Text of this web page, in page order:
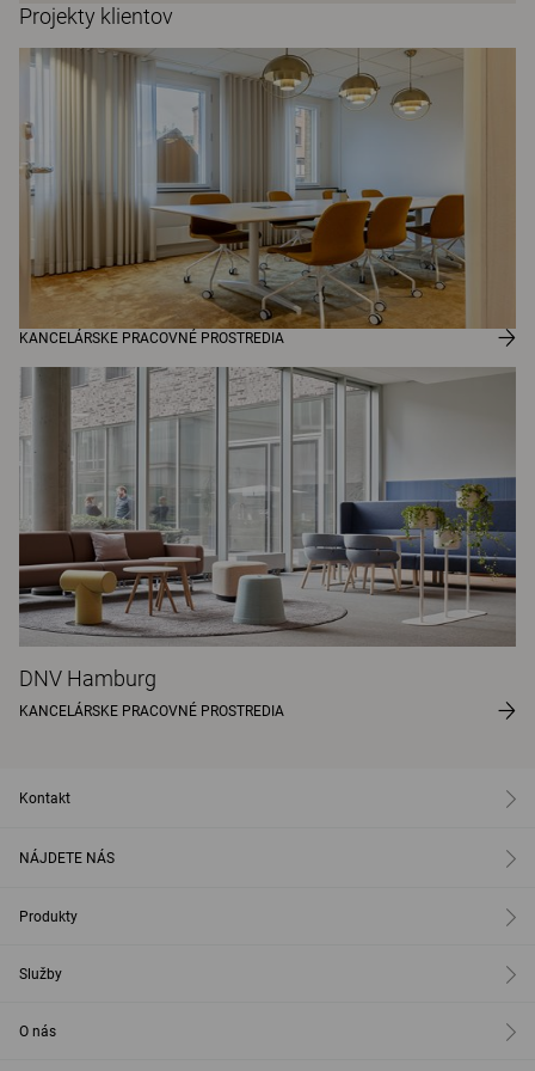
Projekty klientov
KANCELÁRSKE PRACOVNÉ PROSTREDIA
DNV Hamburg
KANCELÁRSKE PRACOVNÉ PROSTREDIA
Kontakt
NÁJDETE NÁS
Produkty
Služby
O nás